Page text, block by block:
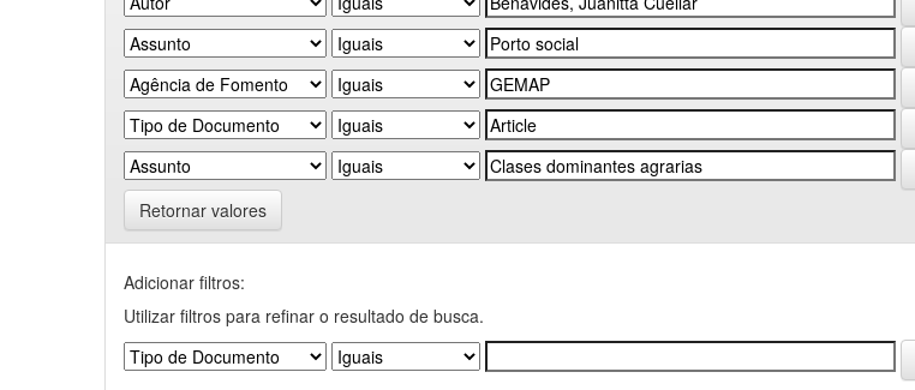
Retornar valores
Adicionar filtros:
Utilizar filtros para refinar o resultado de busca.